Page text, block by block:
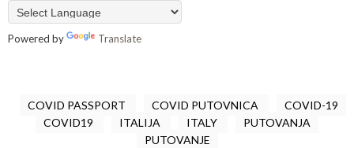
Powered by Translate
COVID PASSPORT COVID PUTOVNICA
COVID-19
COVID19
ITALIJA ITALY
PUTOVANJA
PUTOVANJE